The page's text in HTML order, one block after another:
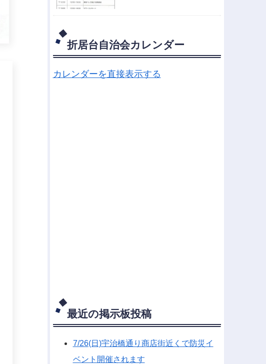
折居台自治会カレンダー
カレンダーを直接表示する
最近の掲示板投稿
7/26(日)宇治橋通り商店街近くで防災イ
ベント開催されます